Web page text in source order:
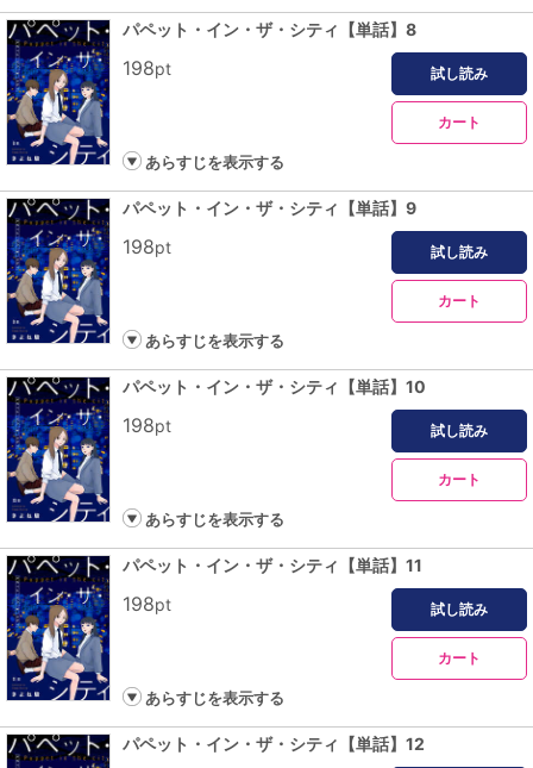
パペット・イン・ザ・シティ【単話】8
198pt 試し読み
カート
あらすじを表示する
パペット・イン・ザ・シティ【単話】9
198pt 試し読み
カート
あらすじを表示する
パペット・イン・ザ・シティ【単話】10
198pt 試し読み
カート
あらすじを表示する
パペット・イン・ザ・シティ【単話】11
198pt 試し読み
カート
あらすじを表示する
パペット・イン・ザ・シティ【単話】12